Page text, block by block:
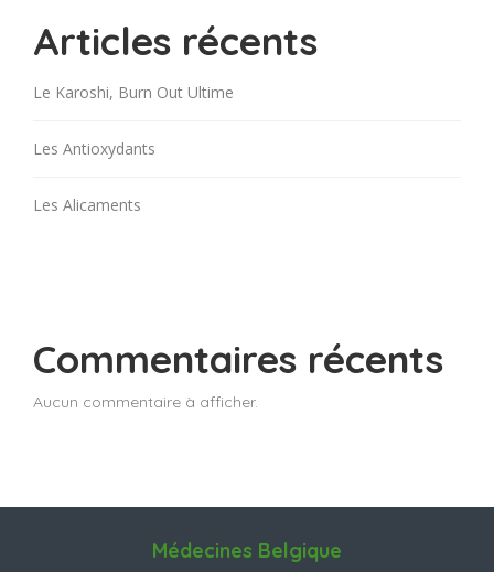
Articles récents
Le Karoshi, Burn Out Ultime
Les Antioxydants
Les Alicaments
Commentaires récents
Aucun commentaire à afficher.
Médecines Belgique